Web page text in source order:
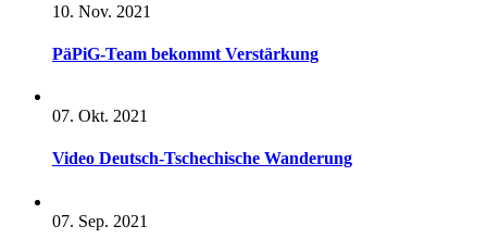
10. Nov. 2021
PäPiG-Team bekommt Verstärkung
07. Okt. 2021
Video Deutsch-Tschechische Wanderung
07. Sep. 2021